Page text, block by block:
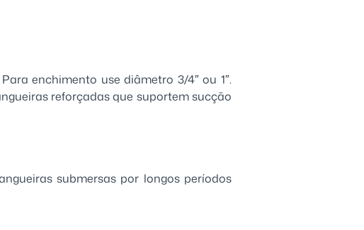
enchimento use diâmetro 3/4″ ou 1″.
reforçadas que suportem sucção
submersas por longos períodos